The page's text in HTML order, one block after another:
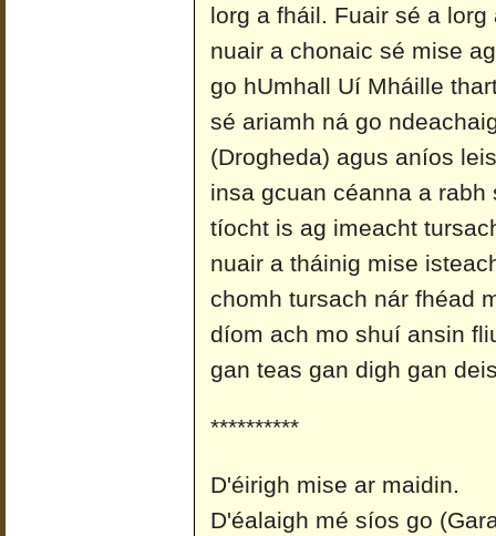
lorg a fháil. Fuair sé a
nuair a chonaic sé mise
go hUmhall Uí Mháille
sé ariamh ná go
(Drogheda) agus aníos
insa gcuan céanna a
tíocht is ag imeacht
nuair a tháinig mise
chomh tursach nár fhéad
díom ach mo shuí ansin
gan teas gan digh gan
**********
D'éirigh mise ar maidin.
D'éalaigh mé síos go